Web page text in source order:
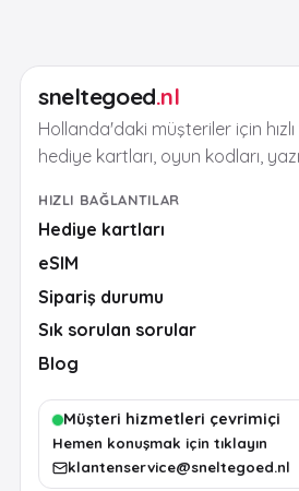
sneltegoed.nl
Hollanda'daki müşteriler için
hediye kartları, oyun kodları,
HIZLI BAĞLANTILAR
Hediye kartları
eSIM
Sipariş durumu
Sık sorulan sorular
Blog
Müşteri hizmetleri çevrimiçi
Hemen konuşmak için tıklayın
klantenservice@sneltegoed.nl